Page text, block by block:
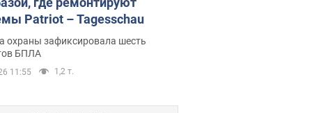
Patriot – Tagesschau
охраны зафиксировала шесть
БПЛА
11:55 1,2 т.